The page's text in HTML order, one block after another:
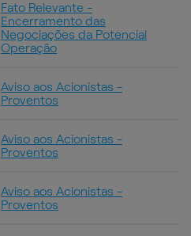
Fato Relevante -
Encerramento das
Negociações da Potencial
Operação
Aviso aos Acionistas -
Proventos
Aviso aos Acionistas -
Proventos
Aviso aos Acionistas -
Proventos